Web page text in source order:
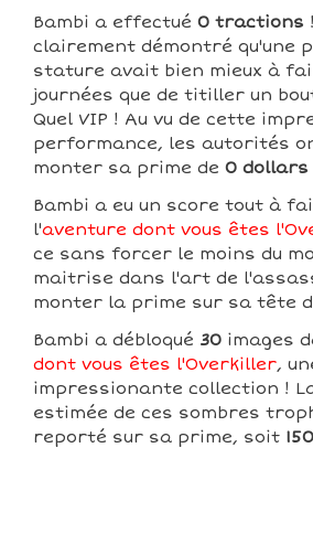
Bambi a effectué 0 tractions
clairement démontré qu'une
stature avait bien mieux à
journées que de titiller un
Quel VIP ! Au vu de cette
performance, les autorités
monter sa prime de 0 dollars
Bambi a eu un score tout à
l'aventure dont vous êtes
ce sans forcer le moins du
maitrise dans l'art de
monter la prime sur sa tête
Bambi a débloqué 30 images
dont vous êtes l'Overkiller,
impressionante collection !
estimée de ces sombres
reporté sur sa prime, soit